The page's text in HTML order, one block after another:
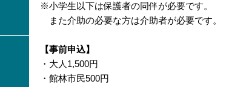
※小学生以下は保護者の同伴が必要です。
また介助の必要な方は介助者が必要です。
【事前申込】
・大人1,500円
・館林市民500円